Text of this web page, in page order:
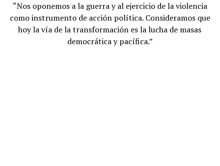
“Nos oponemos a la guerra y al ejercicio de la violencia
como instrumento de acción política. Consideramos que
hoy la vía de la transformación es la lucha de masas
democrática y pacífica.”